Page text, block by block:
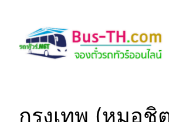
content
กรุงเทพ (หมอชิ